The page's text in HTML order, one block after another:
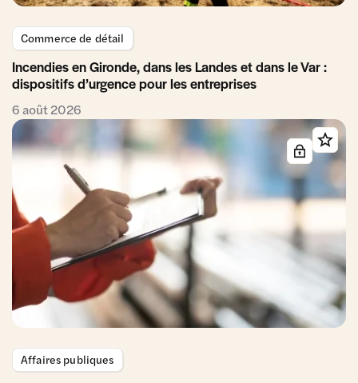
Commerce de détail
Incendies en Gironde, dans les Landes et dans le Var :
dispositifs d’urgence pour les entreprises
6 août 2026
Affaires publiques